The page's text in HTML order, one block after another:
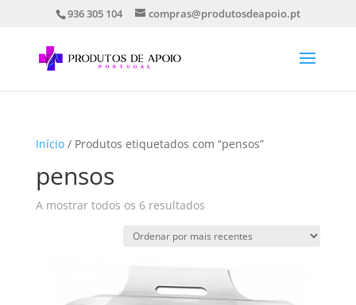
936 305 104 compras@produtosdeapoio.pt
Início/ Produtos etiquetados com “pensos”
pensos
A mostrar todos os 6 resultadosOrdenado
mais